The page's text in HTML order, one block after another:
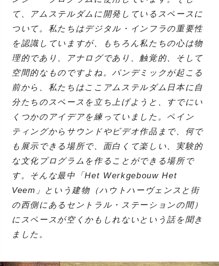
て、アムステルダムに開発しているスペースに
ついて。私たちはデジタル・インフラの重要性
を認識していますが、もちろん私たちの心は物
理的であり、アナログであり、触覚的、そして
空間的なものですよね。パンデミックが起こる
前から、私たちはここアムステルダム日本に自
分たちのスペースを立ち上げようと、すでにい
くつかのアイデアを練っていました。ペイン
ティングからサウンドやビデオ作品まで、何で
も展示できる場所で、面白くて楽しい、実験的
な文化プログラムを作ることができる場所で
す。そんな最中「Het Werkgebouw Het
Veem」という建物（ハウトハーヴェンスと街
の西側にあるセントラル・ステーションの間）
にスペースが空くかもしれないという話を聞き
ました。